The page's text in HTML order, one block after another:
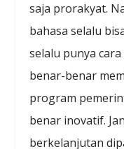
saja prorakyat.
bahasa selalu
selalu punya
benar-benar
program
benar inovatif.
berkelanjutan